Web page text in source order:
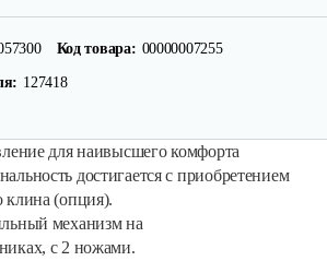
Код товара: 00000007255
127418
для наивысшего комфорта
достигается с приобретением
(опция).
механизм на
с 2 ножами.